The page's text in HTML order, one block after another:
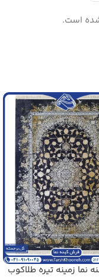
است.
نما زمینه تیره طلاکوب